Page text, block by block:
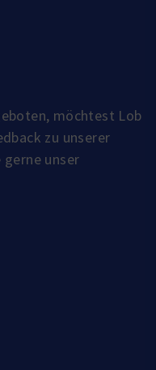
möchtest Lob
zu unserer
gerne unser